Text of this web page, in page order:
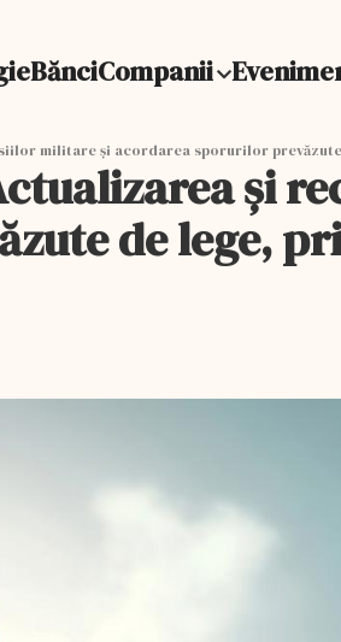
BănciCompanii
militare şi acordarea sporurilor
și
de lege,